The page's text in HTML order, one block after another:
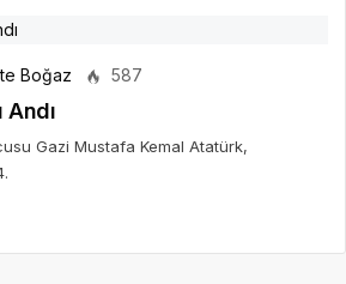
Boğaz 587
Andı
Gazi Mustafa Kemal Atatürk,